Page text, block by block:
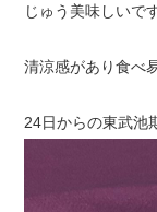
じゅう美味しいです
清涼感があり食べ
24日からの東武池